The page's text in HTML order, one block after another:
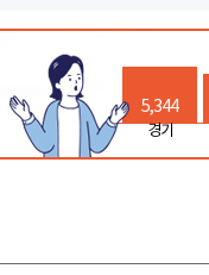
5,344
경기